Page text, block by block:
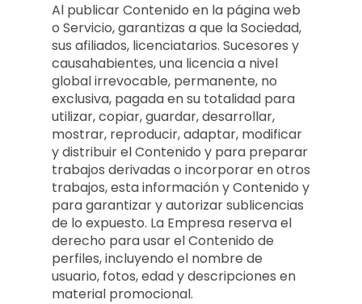
Al publicar Contenido en la página web
o Servicio, garantizas a que la Sociedad,
sus afiliados, licenciatarios. Sucesores y
causahabientes, una licencia a nivel
global irrevocable, permanente, no
exclusiva, pagada en su totalidad para
utilizar, copiar, guardar, desarrollar,
mostrar, reproducir, adaptar, modificar
y distribuir el Contenido y para preparar
trabajos derivadas o incorporar en otros
trabajos, esta información y Contenido y
para garantizar y autorizar sublicencias
de lo expuesto. La Empresa reserva el
derecho para usar el Contenido de
perfiles, incluyendo el nombre de
usuario, fotos, edad y descripciones en
material promocional.